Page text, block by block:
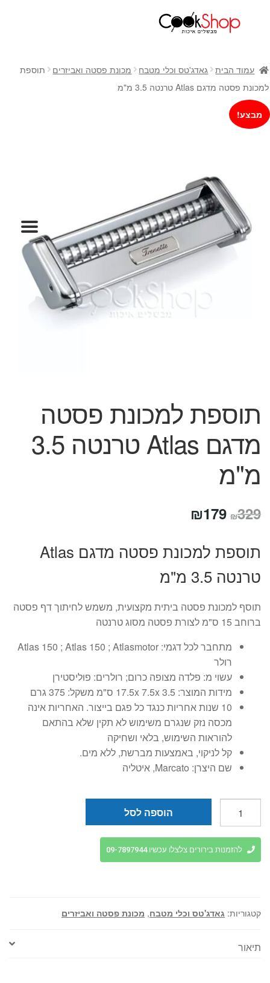
חנות
כלי בישול
סירים
מחבתות
כלי הגשה ואירוח
אחסון למטבח
סכינים
אפייה
קפה ותה
גיפט קארד
עמוד הבית גאדג'טס וכלי מטבח מכונת פסטה ואביזרים
תוספת
למכונת פסטה מדגם Atlas טרנטה 3.5 מ"מ
מבצע!
תוספת למכונת פסטה
מדגם Atlas טרנטה 3.5
מ"מ
₪329 המחיר
היה:
₪329.
₪179
הוא:
₪179.
תוספת למכונת פסטה מדגם Atlas
טרנטה 3.5 מ"מ
תוסף למכונת פסטה ביתית מקצועית, משמש לחיתוך דף פסטה
ברוחב 15 ס"מ לצורת פסטה מסוג טרנטה
מתחבר לכל דגמי: Atlas 150 ; Atlas 150 ; Atlasmotor
רולר
עשוי מ: פלדה מצופה כרום; רולרים: פוליסטירן
מידות המוצר: 3.5 17.5x 7.5x ס"מ משקל: 375 גרם
10 שנות אחריות כנגד כל פגם בייצור. האחריות אינה
מכסה נזק שנגרם משימוש לא תקין שלא בהתאם
להוראות השימוש, בלאי ושחיקה
קל לניקוי, באמצעות מברשת, ללא מים.
שם היצרן: Marcato, איטליה
תוספת
למכונת
פסטה
טרנטה
מ"מ
הוספה לסל
להזמנות בירורים צלצלו עכשיו 09-7897944
קטגוריות: גאדג'טס וכלי מטבח, מכונת פסטה ואביזרים
תיאור